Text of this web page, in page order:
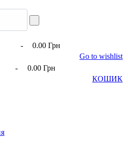
-
0.00 Грн
Go to wishlist
-
0.00 Грн
КОШИК